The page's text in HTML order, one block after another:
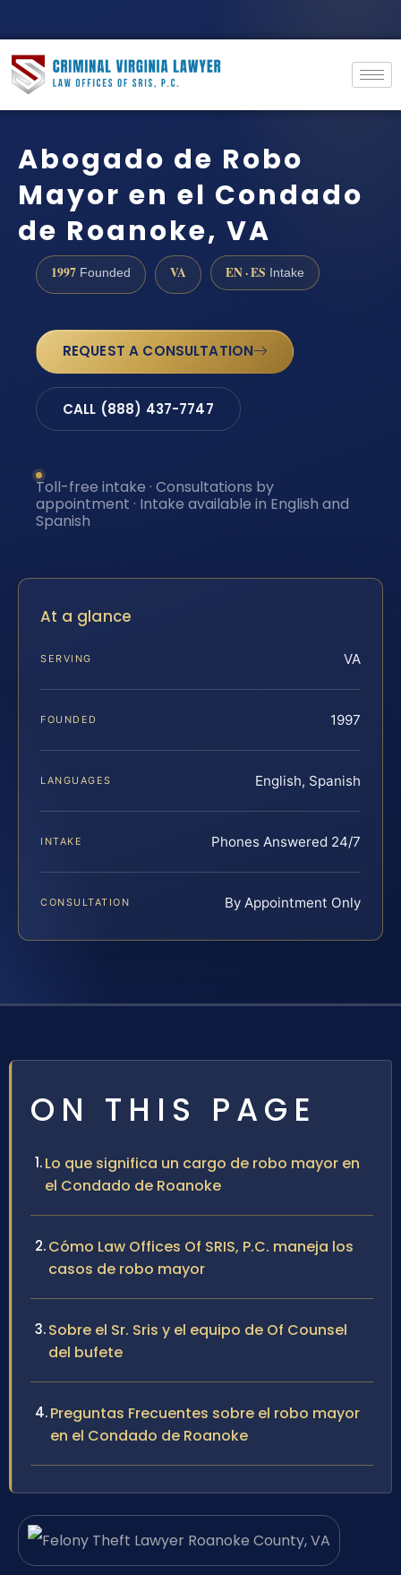
Abogado de Robo
Mayor en el Condado
de Roanoke, VA
1997 Founded VA EN · ES Intake
REQUEST A CONSULTATION
CALL (888) 437-7747
Toll-free intake · Consultations by
appointment · Intake available in English and
Spanish
At a glance
SERVING VA
FOUNDED 1997
LANGUAGES English, Spanish
INTAKE Phones Answered 24/7
CONSULTATION By Appointment Only
ON THIS PAGE
Lo que significa un cargo de robo mayor en
el Condado de Roanoke
Cómo Law Offices Of SRIS, P.C. maneja los
casos de robo mayor
Sobre el Sr. Sris y el equipo de Of Counsel
del bufete
Preguntas Frecuentes sobre el robo mayor
en el Condado de Roanoke